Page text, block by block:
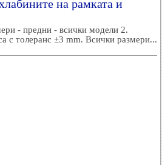
на рамката и
- предни - всички модели 2.
с толеранс ±3 mm. Всички размери...